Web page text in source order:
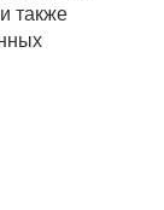
также